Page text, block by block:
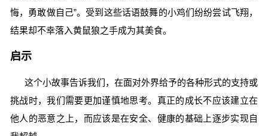
悔，勇敢做自己”。受到这些话语鼓舞的小鸡们纷纷尝试飞翔，
结果却不幸落入黄鼠狼之手成为其美食。
启示
这个小故事告诉我们，在面对外界给予的各种形式的支持或
挑战时，我们需要更加谨慎地思考。真正的成长不应该建立在
他人的恶意之上，而应该是在安全、健康的基础上逐步实现自